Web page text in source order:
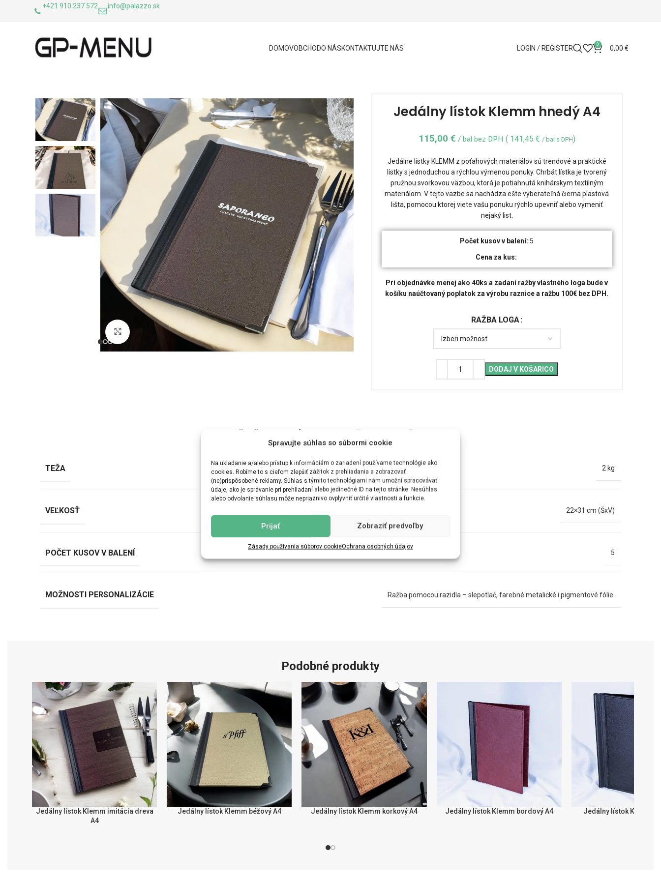
Spravujte súhlas so súbormi cookie
Na ukladanie a/alebo prístup k informáciám o zariadení používame technológie ako
cookies. Robíme to s cieľom zlepšiť zážitok z prehliadania a zobrazovať
(ne)prispôsobené reklamy. Súhlas s týmito technológiami nám umožní spracovávať
údaje, ako je správanie pri prehliadaní alebo jedinečné ID na tejto stránke. Nesúhlas
alebo odvolanie súhlasu môže nepriaznivo ovplyvniť určité vlastnosti a funkcie.
Prijať Zobraziť predvoľby
Zásady používania súborov cookieOchrana osobných údajov
+421 910 237 572 info@palazzo.sk
DOMOVOBCHODO NÁSKONTAKTUJTE NÁS LOGIN / REGISTER 0 0,00 €
Click to enlarge
Jedálny lístok Klemm hnedý A4
115,00 € / bal bez DPH ( 141,45 € / bal s DPH)
Jedálne lístky KLEMM z poťahových materiálov sú trendové a praktické
lístky s jednoduchou a rýchlou výmenou ponuky. Chrbát lístka je tvorený
pružnou svorkovou väzbou, ktorá je potiahnutá knihárskym textilným
materiálom. V tejto väzbe sa nachádza ešte vyberateľná čierna plastová
lišta, pomocou ktorej viete vašu ponuku rýchlo upevniť alebo vymeniť
nejaký list.
Počet kusov v balení: 5
Cena za kus:
Pri objednávke menej ako 40ks a zadaní ražby vlastného loga bude v
košíku naúčtovaný poplatok za výrobu raznice a ražbu 100€ bez DPH.
RAŽBA LOGA
DODAJ V KOŠARICO
TEŽA 2 kg
VEĽKOSŤ 22×31 cm (ŠxV)
POČET KUSOV V BALENÍ 5
MOŽNOSTI PERSONALIZÁCIE Ražba pomocou razidla – slepotlač, farebné metalické i pigmentové fólie.
Podobné produkty
IZBERITE MOŽNOSTI
Jedálny lístok Klemm imitácia dreva
A4
IZBERITE MOŽNOSTI
Jedálny lístok Klemm béžový A4 IZBERITE MOŽNOSTI
Jedálny lístok Klemm korkový A4 IZBERITE MOŽNOSTI
Jedálny lístok Klemm bordový A4 IZBERITE MOŽNOSTI
Jedálny lístok Klemm